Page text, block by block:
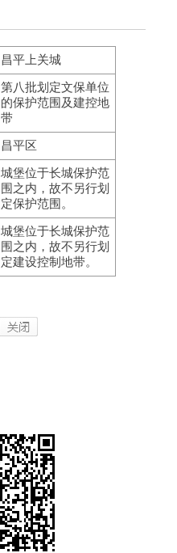
昌平上关城
第八批划定文保单位
的保护范围及建控地
带
昌平区
城堡位于长城保护范
围之内，故不另行划
定保护范围。
城堡位于长城保护范
围之内，故不另行划
定建设控制地带。